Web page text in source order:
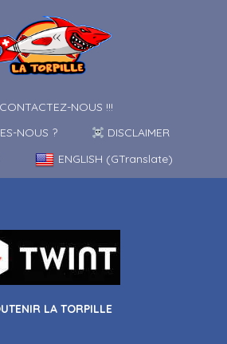
CONTACTEZ-NOUS !!!
NOUS ?
DISCLAIMER
ENGLISH (GTranslate)
LA TORPILLE